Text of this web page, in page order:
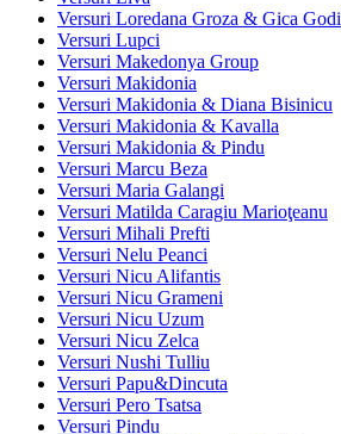
Versuri Loredana Groza & Gica Godi
Versuri Lupci
Versuri Makedonya Group
Versuri Makidonia
Versuri Makidonia & Diana Bisinicu
Versuri Makidonia & Kavalla
Versuri Makidonia & Pindu
Versuri Marcu Beza
Versuri Maria Galangi
Versuri Matilda Caragiu Marioţeanu
Versuri Mihali Prefti
Versuri Nelu Peanci
Versuri Nicu Alifantis
Versuri Nicu Grameni
Versuri Nicu Uzum
Versuri Nicu Zelca
Versuri Nushi Tulliu
Versuri Papu&Dincuta
Versuri Pero Tsatsa
Versuri Pindu